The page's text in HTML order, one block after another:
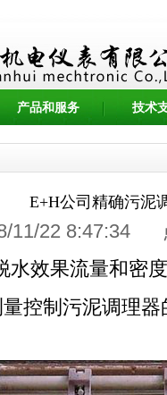
产品和服务 技术
E+H公司精确污泥
11/22 8:47:34
水效果流量和密
控制污泥调理